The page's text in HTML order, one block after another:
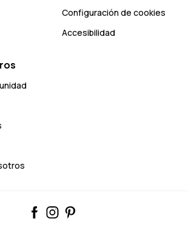
Configuración de cookies
Accesibilidad